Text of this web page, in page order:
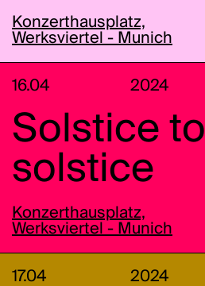
Konzerthausplatz,
Werksviertel - Munich
16.04 2024
Solstice to
solstice
Konzerthausplatz,
Werksviertel - Munich
17.04 2024